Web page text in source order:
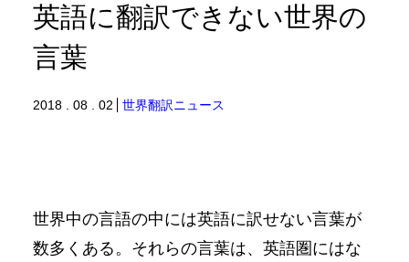
英語に翻訳できない世界の
言葉
2018 . 08 . 02 世界翻訳ニュース
世界中の言語の中には英語に訳せない言葉が
数多くある。それらの言葉は、英語圏にはな